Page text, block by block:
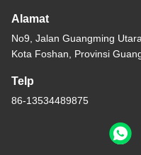
Alamat
No9, Jalan Guangming
Kota Foshan, Provinsi
Telp
86-13534489875